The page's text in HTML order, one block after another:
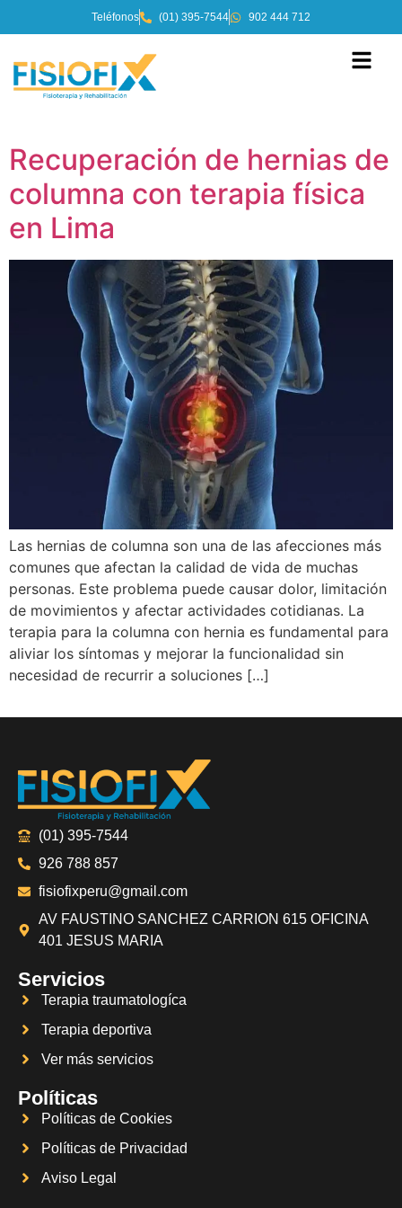
Teléfonos (01) 395-7544 902 444 712
Recuperación de hernias de
columna con terapia física
en Lima
Las hernias de columna son una de las afecciones más
comunes que afectan la calidad de vida de muchas
personas. Este problema puede causar dolor, limitación
de movimientos y afectar actividades cotidianas. La
terapia para la columna con hernia es fundamental para
aliviar los síntomas y mejorar la funcionalidad sin
necesidad de recurrir a soluciones […]
(01) 395-7544
926 788 857
fisiofixperu@gmail.com
AV FAUSTINO SANCHEZ CARRION 615 OFICINA
401 JESUS MARIA
Servicios
Terapia traumatologíca
Terapia deportiva
Ver más servicios
Políticas
Políticas de Cookies
Políticas de Privacidad
Aviso Legal